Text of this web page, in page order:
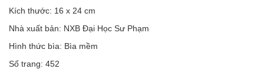
Kích thước: 16 x 24 cm
Nhà xuất bản: NXB Đại Học Sư Phạm
Hình thức bìa: Bìa mềm
Số trang: 452